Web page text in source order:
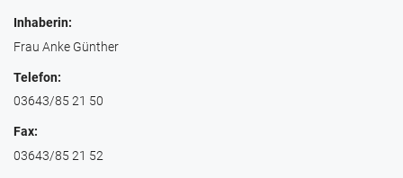
Inhaberin:
Frau Anke Günther
Telefon:
03643/85 21 50
Fax:
03643/85 21 52